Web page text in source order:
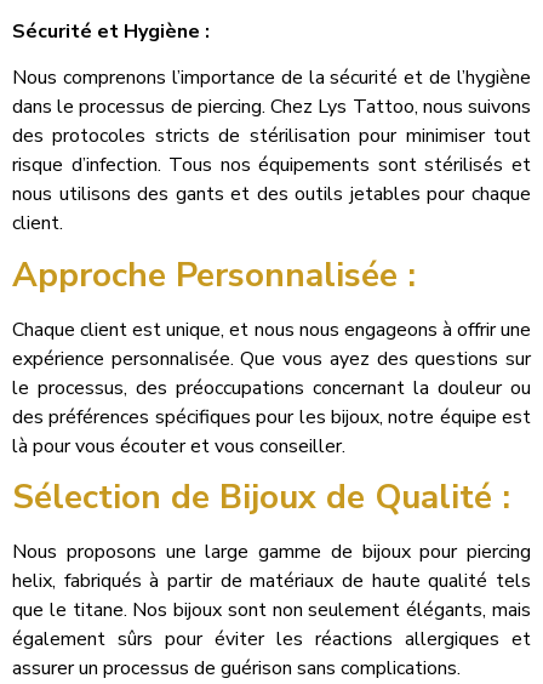
Sécurité et Hygiène :
Nous comprenons l’importance de la sécurité et de l’hygiène
dans le processus de piercing. Chez Lys Tattoo, nous suivons
des protocoles stricts de stérilisation pour minimiser tout
risque d’infection. Tous nos équipements sont stérilisés et
nous utilisons des gants et des outils jetables pour chaque
client.
Approche Personnalisée :
Chaque client est unique, et nous nous engageons à offrir une
expérience personnalisée. Que vous ayez des questions sur
le processus, des préoccupations concernant la douleur ou
des préférences spécifiques pour les bijoux, notre équipe est
là pour vous écouter et vous conseiller.
Sélection de Bijoux de Qualité :
Nous proposons une large gamme de bijoux pour piercing
helix, fabriqués à partir de matériaux de haute qualité tels
que le titane. Nos bijoux sont non seulement élégants, mais
également sûrs pour éviter les réactions allergiques et
assurer un processus de guérison sans complications.